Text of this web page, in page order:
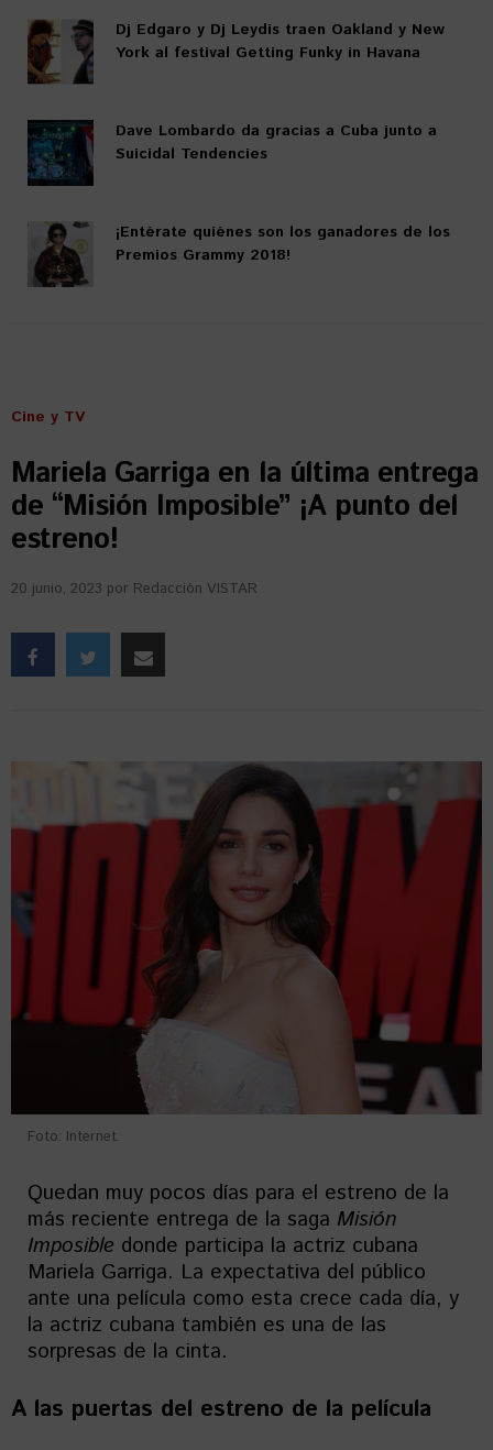
Dj Edgaro y Dj Leydis traen Oakland y New
York al festival Getting Funky in Havana
Dave Lombardo da gracias a Cuba junto a
Suicidal Tendencies
¡Entérate quiénes son los ganadores de los
Premios Grammy 2018!
Cine y TV
Mariela Garriga en la última entrega
de “Misión Imposible” ¡A punto del
estreno!
20 junio, 2023 por Redacción VISTAR
Foto: Internet.
Quedan muy pocos días para el estreno de la
más reciente entrega de la saga Misión
Imposible donde participa la actriz cubana
Mariela Garriga. La expectativa del público
ante una película como esta crece cada día, y
la actriz cubana también es una de las
sorpresas de la cinta.
A las puertas del estreno de la película